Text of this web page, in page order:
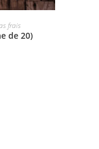
frais
de 20)